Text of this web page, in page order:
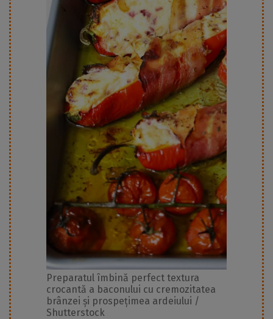
Preparatul îmbină perfect textura
crocantă a baconului cu cremozitatea
brânzei și prospețimea ardeiului /
Shutterstock